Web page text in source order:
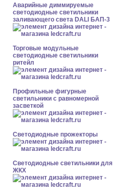
Аварийные диммируемые
светодиодные светильники
заливающего света DALI БАП-3
Торговые модульные
светодиодные светильники
ритейл
Профильные фигурные
светильники с равномерной
засветкой
Светодиодные прожекторы
Светодиодные светильники для
ЖКХ